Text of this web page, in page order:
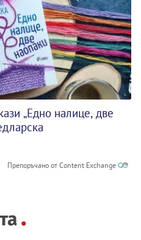
„Едно налице, две
Препоръчано от Content Exchange